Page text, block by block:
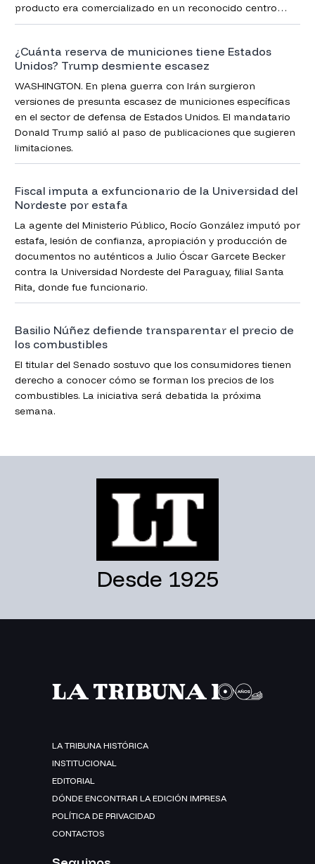
producto era comercializado en un reconocido centro
comercial de la zona.
¿Cuánta reserva de municiones tiene Estados
Unidos? Trump desmiente escasez
WASHINGTON. En plena guerra con Irán surgieron
versiones de presunta escasez de municiones específicas
en el sector de defensa de Estados Unidos. El mandatario
Donald Trump salió al paso de publicaciones que sugieren
limitaciones.
Fiscal imputa a exfuncionario de la Universidad del
Nordeste por estafa
La agente del Ministerio Público, Rocío González imputó por
estafa, lesión de confianza, apropiación y producción de
documentos no auténticos a Julio Óscar Garcete Becker
contra la Universidad Nordeste del Paraguay, filial Santa
Rita, donde fue funcionario.
Basilio Núñez defiende transparentar el precio de
los combustibles
El titular del Senado sostuvo que los consumidores tienen
derecho a conocer cómo se forman los precios de los
combustibles. La iniciativa será debatida la próxima
semana.
Desde 1925
LA TRIBUNA HISTÓRICA
INSTITUCIONAL
EDITORIAL
DÓNDE ENCONTRAR LA EDICIÓN IMPRESA
POLÍTICA DE PRIVACIDAD
CONTACTOS